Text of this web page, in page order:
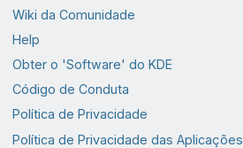
Wiki da Comunidade
Help
Obter o 'Software' do KDE
Código de Conduta
Política de Privacidade
Política de Privacidade das Aplicações